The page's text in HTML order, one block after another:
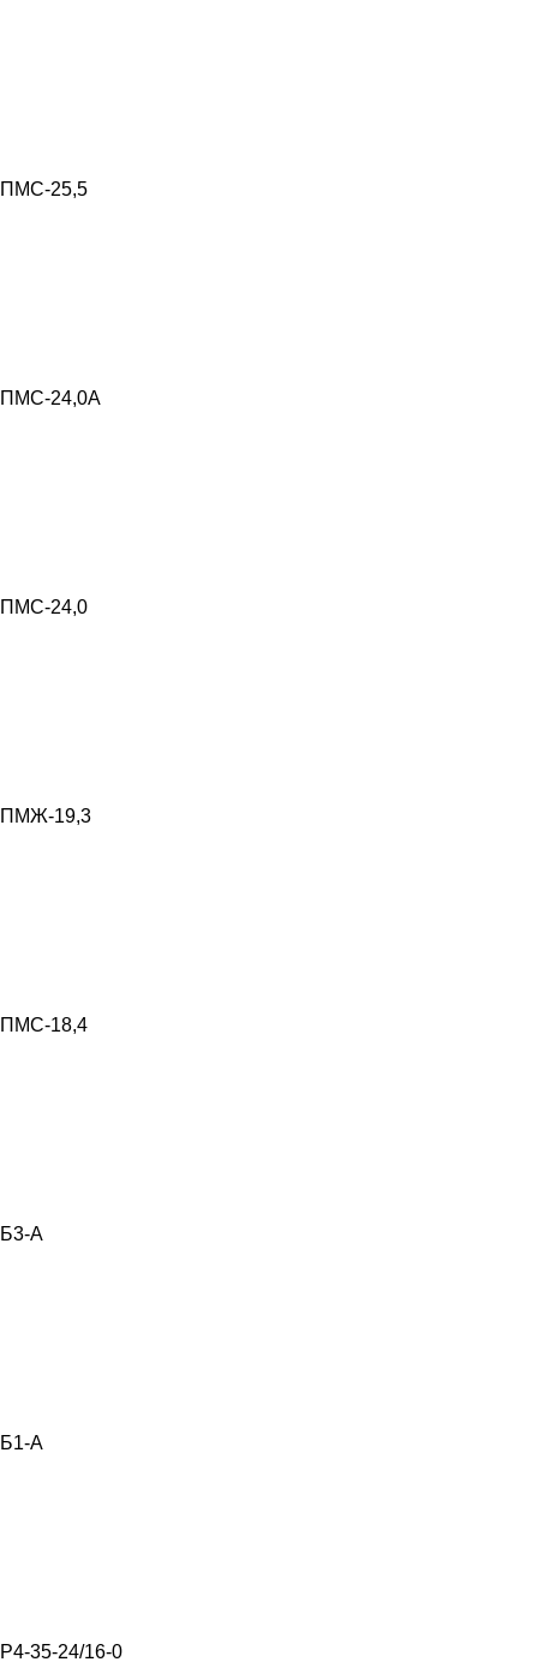
ПМС-25,5
ПМС-24,0А
ПМС-24,0
ПМЖ-19,3
ПМС-18,4
Б3-А
Б1-А
Р4-35-24/16-0